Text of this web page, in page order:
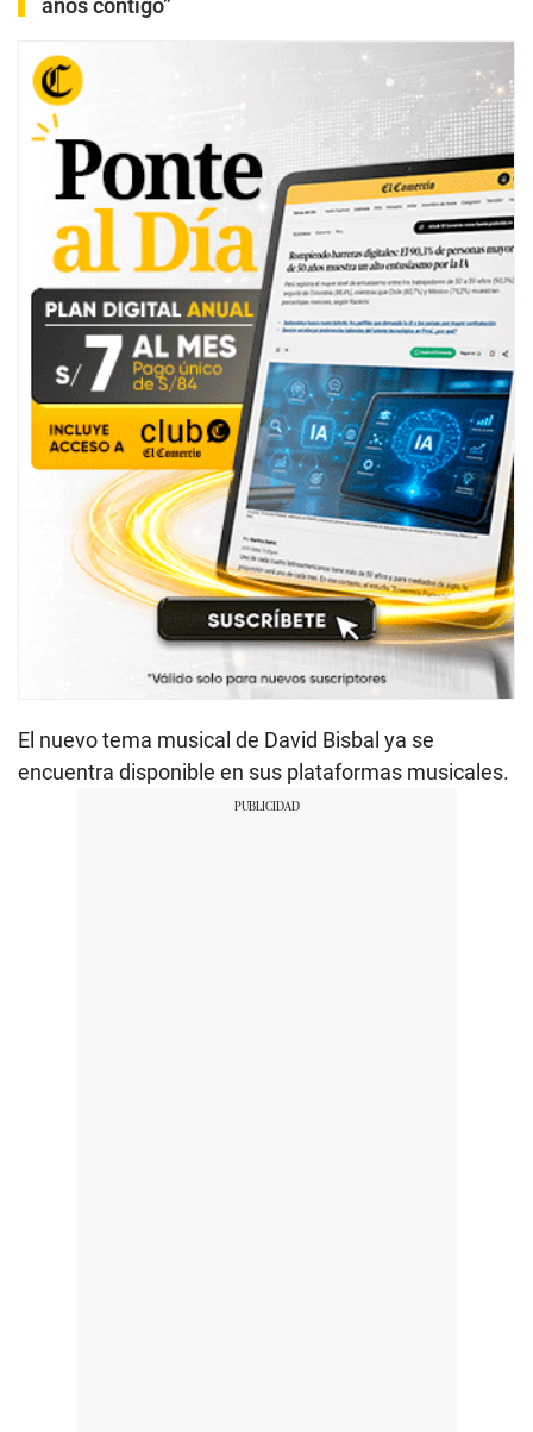
años contigo”
El nuevo tema musical de David Bisbal ya se
encuentra disponible en sus plataformas musicales.